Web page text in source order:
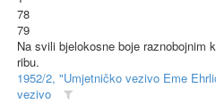
78
79
Na svili bjelokosne boje raznobojnim
ribu.
1952/2, "Umjetničko vezivo Eme
vezivo